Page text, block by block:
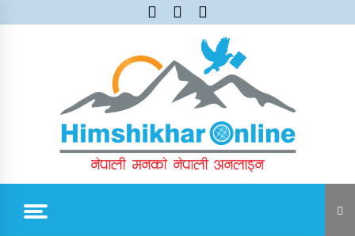
to
Himshikhar Online